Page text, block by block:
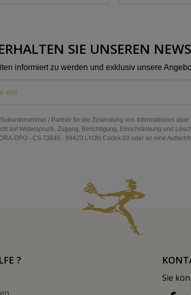
SIE UNSEREN
informiert zu werden und exklusiv unsere
/ Partner für die Zusendung von Informationen
auf Widerspruch, Zugang, Berichtigung, Einschränkung und
DPO - CS 73646 - 69423 LYON Cedex 03 oder an eine
?
Sie